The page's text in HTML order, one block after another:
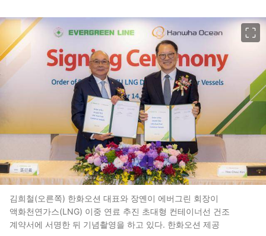
김희철(오른쪽) 한화오션 대표와 장옌이 에버그린 회장이
액화천연가스(LNG) 이중 연료 추진 초대형 컨테이너선 건조
계약서에 서명한 뒤 기념촬영을 하고 있다. 한화오션 제공